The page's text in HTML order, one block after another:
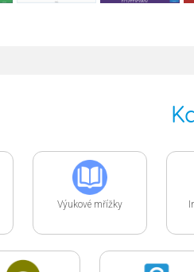
Výukové mřížky